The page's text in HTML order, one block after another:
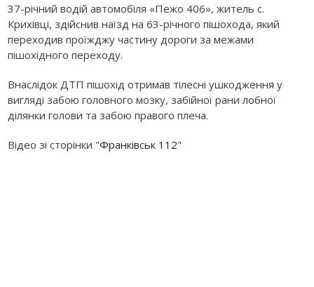
37-річний водій автомобіля «Пежо 406», житель с.
Крихівці, здійснив наїзд на 63-річного пішохода, який
переходив проїжджу частину дороги за межами
пішохідного переходу.
Внаслідок ДТП пішохід отримав тілесні ушкодження у
вигляді забою головного мозку, забійної рани лобної
ділянки голови та забою правого плеча.
Відео зі сторінки "Франківськ 112"